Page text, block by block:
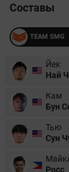
Составы
TEAM SMG
Йек
Най
Кам
Бун
Тью
Сун
Росс